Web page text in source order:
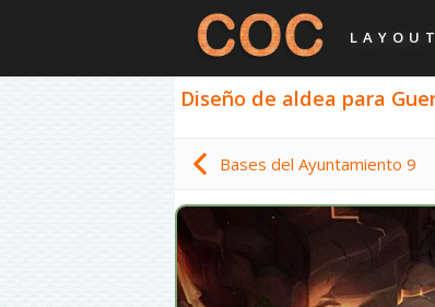
Diseño de aldea para
Bases del Ayuntamiento 9